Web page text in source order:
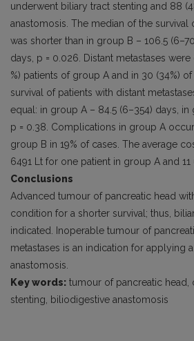
underwent biliary tract stenting and 88
anastomosis. The median of the survival
was shorter than in group B – 106.5
days, p = 0.026. Distant metastases
%) patients of group A and in 30 (34%)
survival of patients with distant
equal: in group A – 84.5 (6–354) days, in
p = 0.38. Complications in group A
group B in 19% of cases. The average
6491 Lt for one patient in group A and 11
Conclusions
Advanced tumour of pancreatic head
condition for a shorter survival; thus,
indicated. Inoperable tumour of
metastases is an indication for applying
anastomosis.
Key words: tumour of pancreatic head,
stenting, biliodigestive anastomosis